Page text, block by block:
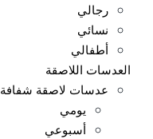
رجالي
نسائي
أطفالي
العدسات اللاصقة
عدسات لاصقة شفافة
يومي
أسبوعي